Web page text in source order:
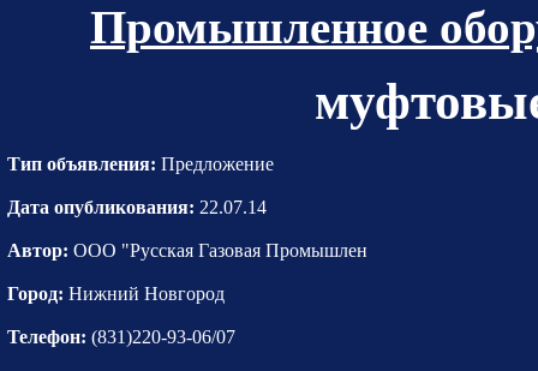
Промышленное
Тип объявления: Предложение
Дата опубликования: 22.07.14
Автор: ООО "Русская Газовая Промышлен
Город: Нижний Новгород
Телефон: (831)220-93-06/07